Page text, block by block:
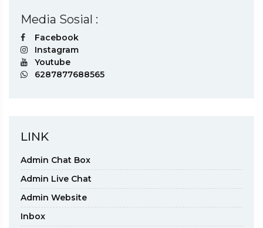
Media Sosial :
Facebook
Instagram
Youtube
6287877688565
LINK
Admin Chat Box
Admin Live Chat
Admin Website
Inbox